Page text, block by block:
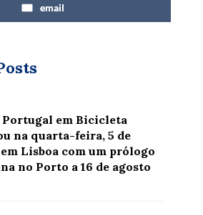
email
Portugal em Bicicleta
na quarta-feira, 5 de
Lisboa com um prólogo
no Porto a 16 de agosto